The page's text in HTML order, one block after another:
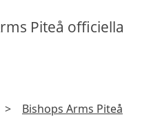
Piteå officiella
> Bishops Arms Piteå